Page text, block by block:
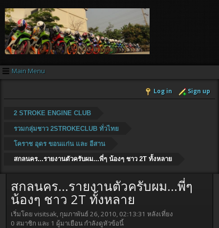
Main Menu
Log in Sign up
2 STROKE ENGINE CLUB
รวมกลุ่มชาว 2STROKECLUB ทั่วไทย
โคราช อุดร ขอนแก่น และ อีสาน
สกลนคร...รายงานตัวครับผม...พี่ๆ น้องๆ ชาว 2T ทั้งหลาย
สกลนคร...รายงานตัวครับผม...พี่ๆ
น้องๆ ชาว 2T ทั้งหลาย
เริ่มโดย visitsak, กุมภาพันธ์ 26, 2010, 02:13:31 หลังเที่ยง
0 สมาชิก และ 1 ผู้มาเยือน กำลังดูหัวข้อนี้